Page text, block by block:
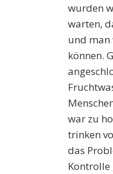
wurden
warten,
und man
können.
war zu
trinken
das Pr
Kontrolle